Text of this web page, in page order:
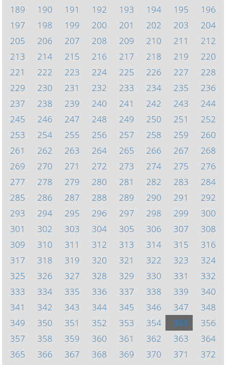
189
190 191 192 193 194 195
196
197
198 199 200 201 202 203
204
205
206 207 208 209 210 211
212
213
214 215 216 217 218 219
220
221
222 223 224 225 226 227
228
229
230 231 232 233 234 235
236
237
238 239 240 241 242 243
244
245
246 247 248 249 250 251
252
253
254 255 256 257 258 259
260
261
262 263 264 265 266 267
268
269
270 271 272 273 274 275
276
277
278 279 280 281 282 283
284
285
286 287 288 289 290 291
292
293
294 295 296 297 298 299
300
301
302 303 304 305 306 307
308
309
310 311 312 313 314 315
316
317
318 319 320 321 322 323
324
325
326 327 328 329 330 331
332
333
334 335 336 337 338 339
340
341
342 343 344 345 346 347
348
349
350 351 352 353 354 355
356
357
358 359 360 361 362 363
364
365
366 367 368 369 370 371
372